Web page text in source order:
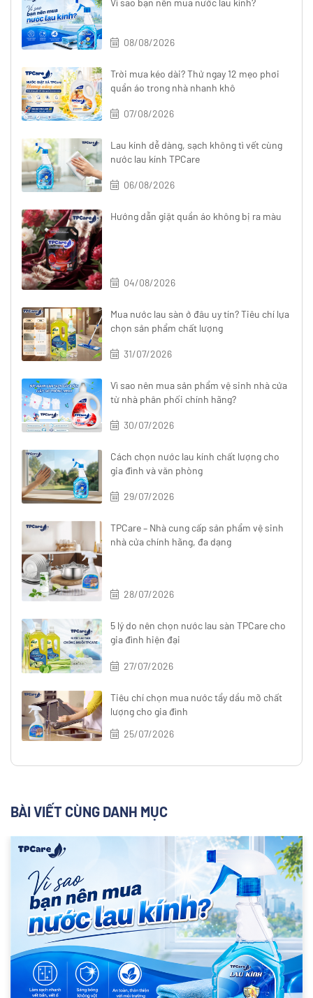
Vì sao bạn nên mua nước lau kính?
08/08/2026
Trời mưa kéo dài? Thử ngay 12 mẹo phơi
quần áo trong nhà nhanh khô
07/08/2026
Lau kính dễ dàng, sạch không tì vết cùng
nước lau kính TPCare
06/08/2026
Hướng dẫn giặt quần áo không bị ra màu
04/08/2026
Mua nước lau sàn ở đâu uy tín? Tiêu chí lựa
chọn sản phẩm chất lượng
31/07/2026
Vì sao nên mua sản phẩm vệ sinh nhà cửa
từ nhà phân phối chính hãng?
30/07/2026
Cách chọn nước lau kính chất lượng cho
gia đình và văn phòng
29/07/2026
TPCare – Nhà cung cấp sản phẩm vệ sinh
nhà cửa chính hãng, đa dạng
28/07/2026
5 lý do nên chọn nước lau sàn TPCare cho
gia đình hiện đại
27/07/2026
Tiêu chí chọn mua nước tẩy dầu mỡ chất
lượng cho gia đình
25/07/2026
BÀI VIẾT CÙNG DANH MỤC